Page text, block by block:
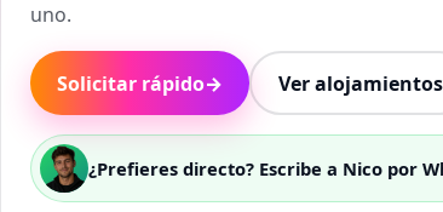
uno.
Solicitar rápido→ Ver alojamientos
¿Prefieres directo? Escribe a Nico por